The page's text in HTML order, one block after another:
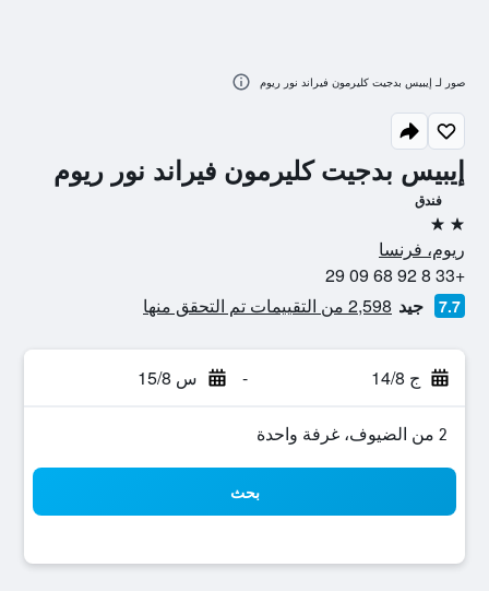
إيبيس بدجيت كليرمون فيراند نور ريوم
فندق
2 نجمتين
ريوم، فرنسا
+33 8 92 68 09 29
7.7 جيد 2,598 من التقييمات تم التحقق منها
ج 14/8 - س 15/8
2 من الضيوف، غرفة واحدة
بحث
صور لـ إيبيس بدجيت كليرمون فيراند نور ريوم